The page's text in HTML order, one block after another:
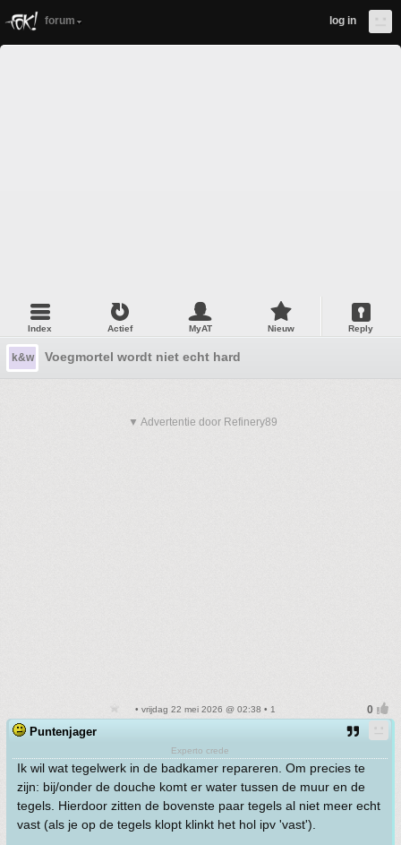
forum log in
Index Actief MyAT Nieuw Reply
k&w Voegmortel wordt niet echt hard
▼ Advertentie door Refinery89
• vrijdag 22 mei 2026 @ 02:38 • 1
Puntenjager
Experto crede
Ik wil wat tegelwerk in de badkamer repareren. Om precies te
zijn: bij/onder de douche komt er water tussen de muur en de
tegels. Hierdoor zitten de bovenste paar tegels al niet meer echt
vast (als je op de tegels klopt klinkt het hol ipv 'vast').